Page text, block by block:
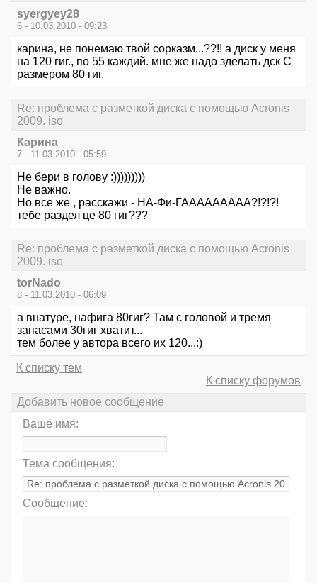
syergyey28
6 - 10.03.2010 - 09:23
карина, не понемаю твой сорказм...??!! а диск у меня
на 120 гиг., по 55 каждий. мне же надо зделать дск С
размером 80 гиг.
Re: проблема с разметкой диска с помощью Acronis
2009. iso
Карина
7 - 11.03.2010 - 05:59
Не бери в голову :)))))))))
Не важно.
Но все же , расскажи - НА-Фи-ГААААААААА?!?!?!
тебе раздел це 80 гиг???
Re: проблема с разметкой диска с помощью Acronis
2009. iso
torNado
8 - 11.03.2010 - 06:09
а внатуре, нафига 80гиг? Там с головой и тремя
запасами 30гиг хватит...
тем более у автора всего их 120...:)
К списку тем
К списку форумов
Добавить новое сообщение
Ваше имя:
Тема сообщения:
Сообщение: